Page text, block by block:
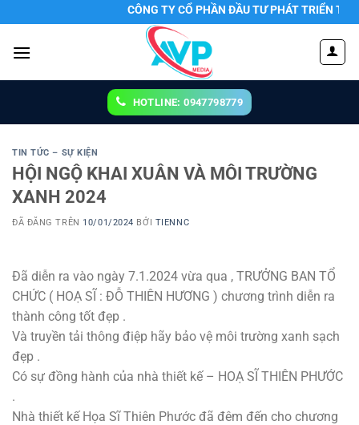
đến
nội
CÔNG TY CỔ PHẦN ĐẦU TƯ PHÁT TRIỂN TRUYỀN
HOTLINE: 0947798779
TIN TỨC – SỰ KIỆN
HỘI NGỘ KHAI XUÂN VÀ MÔI TRƯỜNG
XANH 2024
ĐÃ ĐĂNG TRÊN 10/01/2024 BỞI TIENNC
Đã diễn ra vào ngày 7.1.2024 vừa qua , TRƯỞNG BAN TỔ
CHỨC ( HOẠ SĨ : ĐỖ THIÊN HƯƠNG ) chương trình diễn ra
thành công tốt đẹp .
Và truyền tải thông điệp hãy bảo vệ môi trường xanh sạch
đẹp .
Có sự đồng hành của nhà thiết kế – HOẠ SĨ THIÊN PHƯỚC
.
Nhà thiết kế Họa Sĩ Thiên Phước đã đêm đến cho chương